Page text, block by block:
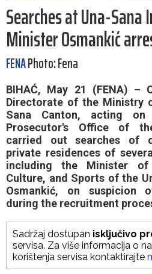
Searches at Una-
Minister Osmankić
FENAPhoto: Fena
BIHAĆ, May 21 (FENA) –
Directorate of the Ministry
Sana Canton, acting
Prosecutor's Office of
carried out searches of
private residences of
including the Minister of
Culture, and Sports of the
Osmankić, on suspicion
during the recruitment
Sadržaj dostupan isključivo
servisa. Za više informacija o
korištenja servisa kontaktirajte